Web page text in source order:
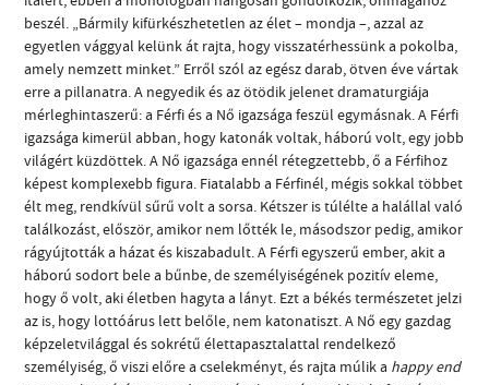
beszél. „Bármily kifürkészhetetlen az élet – mondja –, azzal az
egyetlen vággyal kelünk át rajta, hogy visszatérhessünk a pokolba,
amely nemzett minket.” Erről szól az egész darab, ötven éve vártak
erre a pillanatra. A negyedik és az ötödik jelenet dramaturgiája
mérleghintaszerű: a Férfi és a Nő igazsága feszül egymásnak. A Férfi
igazsága kimerül abban, hogy katonák voltak, háború volt, egy jobb
világért küzdöttek. A Nő igazsága ennél rétegzettebb, ő a Férfihoz
képest komplexebb figura. Fiatalabb a Férfinél, mégis sokkal többet
élt meg, rendkívül sűrű volt a sorsa. Kétszer is túlélte a halállal való
találkozást, először, amikor nem lőtték le, másodszor pedig, amikor
rágyújtották a házat és kiszabadult. A Férfi egyszerű ember, akit a
háború sodort bele a bűnbe, de személyiségének pozitív eleme,
hogy ő volt, aki életben hagyta a lányt. Ezt a békés természetet jelzi
az is, hogy lottóárus lett belőle, nem katonatiszt. A Nő egy gazdag
képzeletvilággal és sokrétű élettapasztalattal rendelkező
személyiség, ő viszi előre a cselekményt, és rajta múlik a happy end